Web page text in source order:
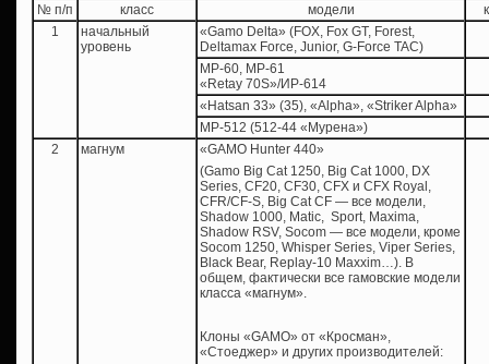
№ п/п класс модели
1
начальный
уровень
«Gamo Delta» (FOX, Fox GT, Forest,
Deltamax Force, Junior, G-Force TAC)
МР-60, МР-61
«Retay 70S»/ИР-614
«Hatsan 33» (35), «Alpha», «Striker Alpha»
МР-512 (512-44 «Мурена»)
2
магнум
«GAMO Hunter 440»
(Gamo Big Cat 1250, Big Cat 1000, DX
Series, CF20, CF30, CFX и CFX Royal,
CFR/CF-S, Big Cat CF — все модели,
Shadow 1000, Matic, Sport, Maxima,
Shadow RSV, Socom — все модели, кроме
Socom 1250, Whisper Series, Viper Series,
Black Bear, Replay-10 Maxxim…). В
общем, фактически все гамовские модели
класса «магнум».
Клоны «GAMO» от «Кросман»,
«Стоеджер» и других производителей: